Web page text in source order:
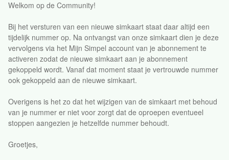
Welkom op de Community!
Bij het versturen van een nieuwe simkaart staat daar altijd een
tijdelijk nummer op. Na ontvangst van onze simkaart dien je deze
vervolgens via het Mijn Simpel account van je abonnement te
activeren zodat de nieuwe simkaart aan je abonnement
gekoppeld wordt. Vanaf dat moment staat je vertrouwde nummer
ook gekoppeld aan de nieuwe simkaart.
Overigens is het zo dat het wijzigen van de simkaart met behoud
van je nummer er niet voor zorgt dat de oproepen eventueel
stoppen aangezien je hetzelfde nummer behoudt.
Groetjes,